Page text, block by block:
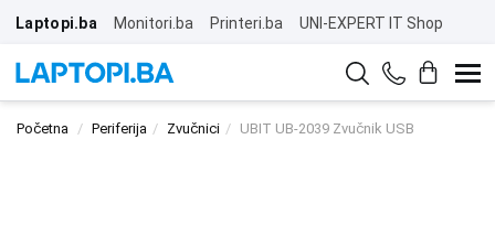
Laptopi.ba Monitori.ba Printeri.ba UNI-EXPERT IT Shop
Početna Periferija Zvučnici UBIT UB-2039 Zvučnik USB